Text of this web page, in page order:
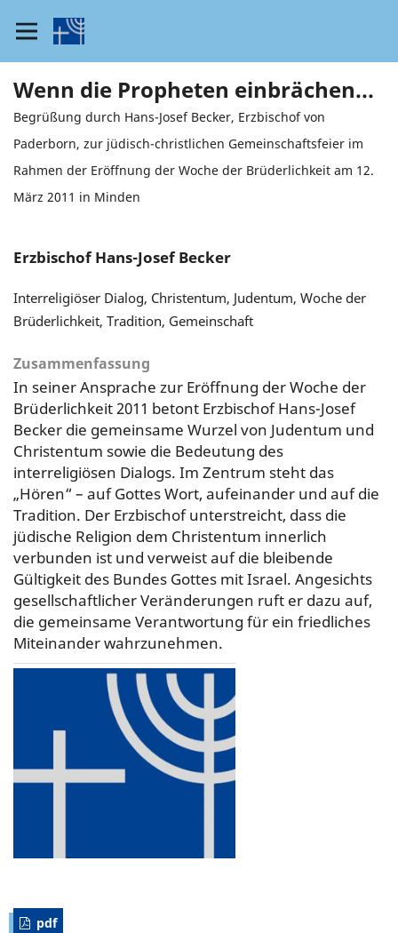
Wenn die Propheten einbrächen...
Begrüßung durch Hans-Josef Becker, Erzbischof von
Paderborn, zur jüdisch-christlichen Gemeinschaftsfeier im
Rahmen der Eröffnung der Woche der Brüderlichkeit am 12.
März 2011 in Minden
Erzbischof Hans-Josef Becker
Interreligiöser Dialog, Christentum, Judentum, Woche der
Brüderlichkeit, Tradition, Gemeinschaft
Zusammenfassung
In seiner Ansprache zur Eröffnung der Woche der
Brüderlichkeit 2011 betont Erzbischof Hans-Josef
Becker die gemeinsame Wurzel von Judentum und
Christentum sowie die Bedeutung des
interreligiösen Dialogs. Im Zentrum steht das
„Hören“ – auf Gottes Wort, aufeinander und auf die
Tradition. Der Erzbischof unterstreicht, dass die
jüdische Religion dem Christentum innerlich
verbunden ist und verweist auf die bleibende
Gültigkeit des Bundes Gottes mit Israel. Angesichts
gesellschaftlicher Veränderungen ruft er dazu auf,
die gemeinsame Verantwortung für ein friedliches
Miteinander wahrzunehmen.
pdf